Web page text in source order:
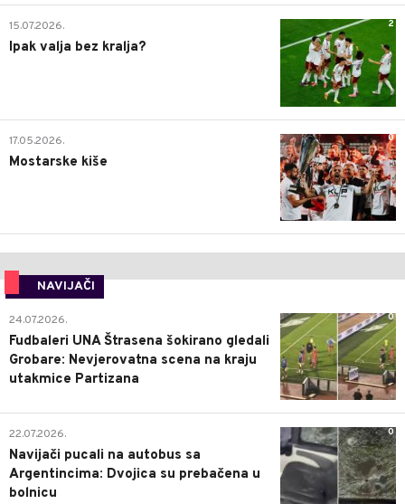
2
15.07.2026.
Ipak valja bez kralja?
0
17.05.2026.
Mostarske kiše
NAVIJAČI
0
24.07.2026.
Fudbaleri UNA Štrasena šokirano gledali
Grobare: Nevjerovatna scena na kraju
utakmice Partizana
0
22.07.2026.
Navijači pucali na autobus sa
Argentincima: Dvojica su prebačena u
bolnicu